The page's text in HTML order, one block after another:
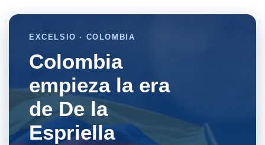
EXCELSIO · COLOMBIA
Colombia
empieza la era
de De la
Espriella